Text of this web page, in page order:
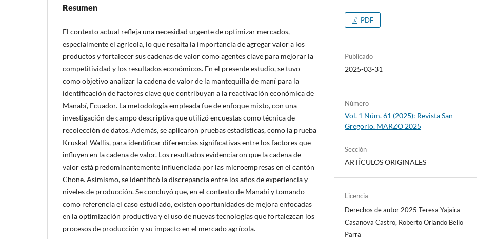
Resumen
El contexto actual refleja una necesidad urgente de optimizar mercados,
especialmente el agrícola, lo que resalta la importancia de agregar valor a los
productos y fortalecer sus cadenas de valor como agentes clave para mejorar la
competitividad y los resultados económicos. En el presente estudio, se tuvo
como objetivo analizar la cadena de valor de la mantequilla de maní para la
identificación de factores clave que contribuyan a la reactivación económica de
Manabí, Ecuador. La metodología empleada fue de enfoque mixto, con una
investigación de campo descriptiva que utilizó encuestas como técnica de
recolección de datos. Además, se aplicaron pruebas estadísticas, como la prueba
Kruskal-Wallis, para identificar diferencias significativas entre los factores que
influyen en la cadena de valor. Los resultados evidenciaron que la cadena de
valor está predominantemente influenciada por las microempresas en el cantón
Chone. Asimismo, se identificó la discrepancia entre los años de experiencia y
niveles de producción. Se concluyó que, en el contexto de Manabí y tomando
como referencia el caso estudiado, existen oportunidades de mejora enfocadas
en la optimización productiva y el uso de nuevas tecnologías que fortalezcan los
procesos de producción y su impacto en el mercado agrícola.
PDF
Publicado
2025-03-31
Número
Vol. 1 Núm. 61 (2025): Revista San
Gregorio. MARZO 2025
Sección
ARTÍCULOS ORIGINALES
Licencia
Derechos de autor 2025 Teresa Yajaira
Casanova Castro, Roberto Orlando Bello
Parra